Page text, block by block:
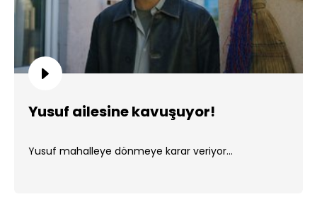
Yusuf ailesine kavuşuyor!
Yusuf mahalleye dönmeye karar veriyor...